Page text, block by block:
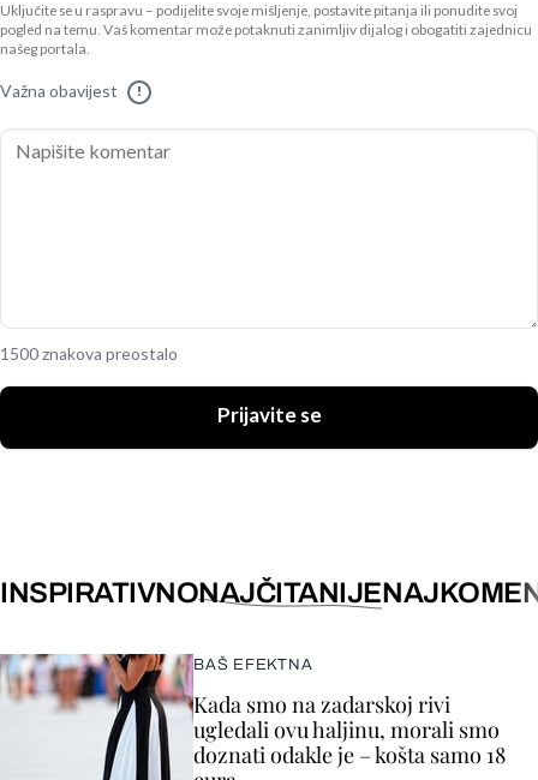
Uključite se u raspravu – podijelite svoje mišljenje, postavite pitanja ili ponudite svoj
pogled na temu. Vaš komentar može potaknuti zanimljiv dijalog i obogatiti zajednicu
našeg portala.
Važna obavijest !
1500 znakova preostalo
Prijavite se
INSPIRATIVNONAJČITANIJE
BAŠ EFEKTNA
Kada smo na zadarskoj rivi
ugledali ovu haljinu, morali smo
doznati odakle je – košta samo 18